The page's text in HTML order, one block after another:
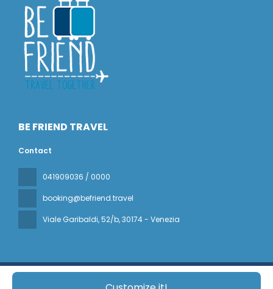
BE FRIEND TRAVEL
Contact
041909036 / 0000
booking@befriend.travel
Viale Garibaldi, 52/b, 30174 - Venezia
All rights reserved BE FRIEND TRAVEL © 2026